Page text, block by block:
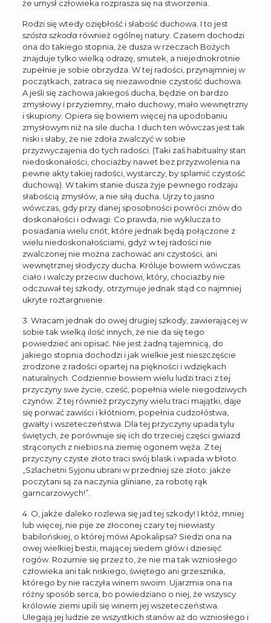
że umysł człowieka rozprasza się na stworzenia.
Rodzi się wtedy oziębłość i słabość duchowa. I to jest
szósta szkodarównież ogólnej natury. Czasem dochodzi
ona do takiego stopnia, że dusza w rzeczach Bożych
znajduje tylko wielką odrazę, smutek, a niejednokrotnie
zupełnie je sobie obrzydza. W tej radości, przynajmniej w
początkach, zatraca się niezawodnie czystość duchowa.
A jeśli się zachowa jakiegoś ducha, będzie on bardzo
zmysłowy i przyziemny, mało duchowy, mało wewnętrzny
i skupiony. Opiera się bowiem więcej na upodobaniu
zmysłowym niż na sile ducha. I duch ten wówczas jest tak
niski i słaby, że nie zdoła zwalczyć w sobie
przyzwyczajenia do tych radości. (Taki zaś habitualny stan
niedoskonałości, chociażby nawet bez przyzwolenia na
pewne akty takiej radości, wystarczy, by splamić czystość
duchową). W takim stanie dusza żyje pewnego rodzaju
słabością zmysłów, a nie siłą ducha. Ujrzy to jasno
wówczas, gdy przy danej sposobności powróci znów do
doskonałości i odwagi. Co prawda, nie wyklucza to
posiadania wielu cnót, które jednak będą połączone z
wielu niedoskonałościami, gdyż w tej radości nie
zwalczonej nie można zachować ani czystości, ani
wewnętrznej słodyczy ducha. Króluje bowiem wówczas
ciało i walczy przeciw duchowi, który, chociażby nie
odczuwał tej szkody, otrzymuje jednak stąd co najmniej
ukryte roztargnienie.
3. Wracam jednak do owej drugiej szkody, zawierającej w
sobie tak wielką ilość innych, że nie da się tego
powiedzieć ani opisać. Nie jest żadną tajemnicą, do
jakiego stopnia dochodzi i jak wielkie jest nieszczęście
zrodzone z radości opartej na piękności i wdziękach
naturalnych. Codziennie bowiem wielu ludzi traci z tej
przyczyny swe życie, cześć, popełnia wiele niegodziwych
czynów. Z tej również przyczyny wielu traci majątki, daje
się porwać zawiści i kłótniom, popełnia cudzołóstwa,
gwałty i wszeteczeństwa. Dla tej przyczyny upada tylu
świętych, że porównuje się ich do trzeciej części gwiazd
strąconych z niebios na ziemię ogonem węża. Z tej
przyczyny czyste złoto traci swój blask i wpada w błoto.
„Szlachetni Syjonu ubrani w przedniej sze złoto: jakże
poczytani są za naczynia gliniane, za robotę rąk
garncarzowych!”.
4. O, jakże daleko rozlewa się jad tej szkody! I któż, mniej
lub więcej, nie pije ze złoconej czary tej niewiasty
babilońskiej, o której mówi Apokalipsa? Siedzi ona na
owej wielkiej bestii, mającej siedem głów i dziesięć
rogów. Rozumie się przez to, że nie ma tak wzniosłego
człowieka ani tak niskiego, świętego ani grzesznika,
którego by nie raczyła winem swoim. Ujarzmia ona na
różny sposób serca, bo powiedziano o niej, że wszyscy
królowie ziemi upili się winem jej wszeteczeństwa.
Ulegają jej ludzie ze wszystkich stanów aż do wzniosłego i